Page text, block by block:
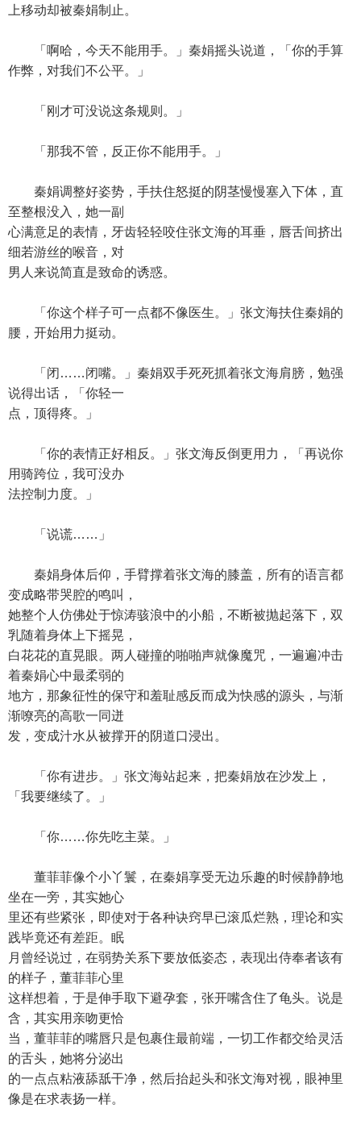
上移动却被秦娟制止。
「啊哈，今天不能用手。」秦娟摇头说道，「你的手算
作弊，对我们不公平。」
「刚才可没说这条规则。」
「那我不管，反正你不能用手。」
秦娟调整好姿势，手扶住怒挺的阴茎慢慢塞入下体，直
至整根没入，她一副
心满意足的表情，牙齿轻轻咬住张文海的耳垂，唇舌间挤出
细若游丝的喉音，对
男人来说简直是致命的诱惑。
「你这个样子可一点都不像医生。」张文海扶住秦娟的
腰，开始用力挺动。
「闭……闭嘴。」秦娟双手死死抓着张文海肩膀，勉强
说得出话，「你轻一
点，顶得疼。」
「你的表情正好相反。」张文海反倒更用力，「再说你
用骑跨位，我可没办
法控制力度。」
「说谎……」
秦娟身体后仰，手臂撑着张文海的膝盖，所有的语言都
变成略带哭腔的鸣叫，
她整个人仿佛处于惊涛骇浪中的小船，不断被抛起落下，双
乳随着身体上下摇晃，
白花花的直晃眼。两人碰撞的啪啪声就像魔咒，一遍遍冲击
着秦娟心中最柔弱的
地方，那象征性的保守和羞耻感反而成为快感的源头，与渐
渐嘹亮的高歌一同迸
发，变成汁水从被撑开的阴道口浸出。
「你有进步。」张文海站起来，把秦娟放在沙发上，
「我要继续了。」
「你……你先吃主菜。」
董菲菲像个小丫鬟，在秦娟享受无边乐趣的时候静静地
坐在一旁，其实她心
里还有些紧张，即使对于各种诀窍早已滚瓜烂熟，理论和实
践毕竟还有差距。眠
月曾经说过，在弱势关系下要放低姿态，表现出侍奉者该有
的样子，董菲菲心里
这样想着，于是伸手取下避孕套，张开嘴含住了龟头。说是
含，其实用亲吻更恰
当，董菲菲的嘴唇只是包裹住最前端，一切工作都交给灵活
的舌头，她将分泌出
的一点点粘液舔舐干净，然后抬起头和张文海对视，眼神里
像是在求表扬一样。